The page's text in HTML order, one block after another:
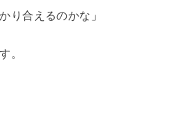
り合えるのかな」
。